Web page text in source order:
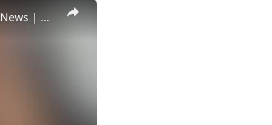
×
Husband Surprised With Cake Announcing Wife's Rainbow Baby News | Happily TV